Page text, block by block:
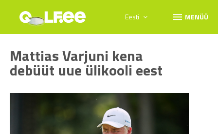
Eesti menu MENÜÜ
Mattias Varjuni kena
debüüt uue ülikooli eest